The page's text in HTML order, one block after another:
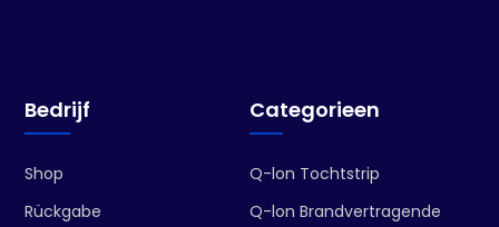
Categorieen
Q-lon Tochtstrip
Q-lon Brandvertragende
Bedrijf
Shop
Rückgabe